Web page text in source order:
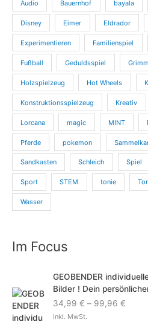
Audio Bauernhof bayala
Disney Eimer Eldrador
Experimentieren Familienspiel
Fußball Geduldsspiel
Holzspielzeug Hot Wheels
Konstruktionsspielzeug Kreativ
Lorcana magic MINT
Pferde pokemon
Sandkasten Schleich Spiel
Sport STEM tonie
Wasser
Im Focus
GEOBENDER
Bilder ! Dein
34,99€ – 99,96€
inkl. MwSt.